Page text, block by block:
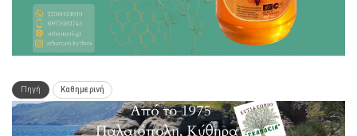
Πηγή Καθημερινή